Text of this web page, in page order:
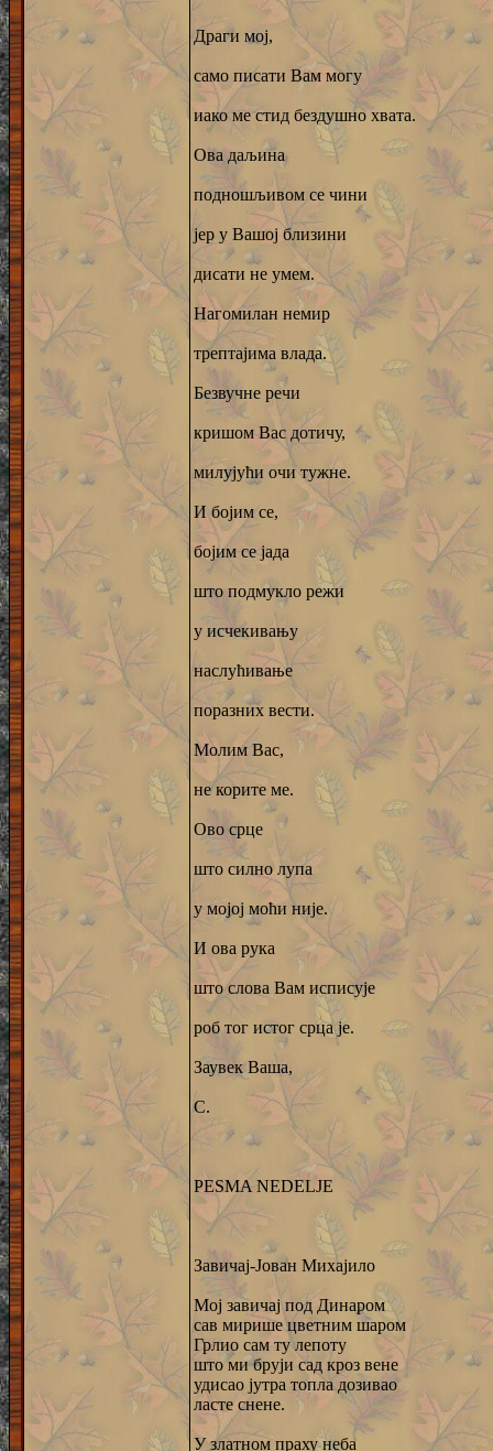
Драги мој,
само писати Вам могу
иако ме стид бездушно хвата.
Ова даљина
подношљивом се чини
јер у Вашој близини
дисати не умем.
Нагомилан немир
трептајима влада.
Безвучне речи
кришом Вас дотичу,
милујући очи тужне.
И бојим се,
бојим се јада
што подмукло режи
у исчекивању
наслућивање
поразних вести.
Молим Вас,
не корите ме.
Ово срце
што силно лупа
у мојој моћи није.
И ова рука
што слова Вам исписује
роб тог истог срца је.
Заувек Ваша,
С.
PESMA NEDELJE
Завичај-Јован Михајило
Мој завичај под Динаром
сав мирише цветним шаром
Грлио сам ту лепоту
што ми бруји сад кроз вене
удисао јутра топла дозивао
ласте снене.
У златном праху неба